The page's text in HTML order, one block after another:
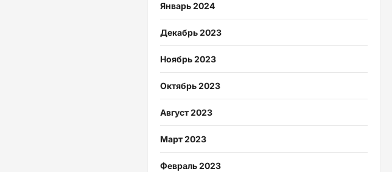
Январь 2024
Декабрь 2023
Ноябрь 2023
Октябрь 2023
Август 2023
Март 2023
Февраль 2023